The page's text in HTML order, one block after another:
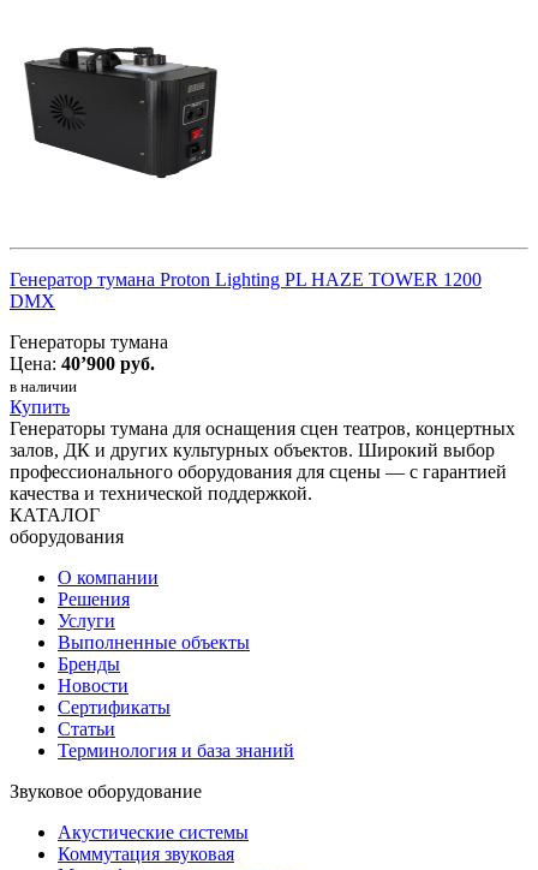
Генератор тумана Proton Lighting PL HAZE TOWER 1200
DMX
Генераторы тумана
Цена: 40’900 руб.
в наличии
Купить
Генераторы тумана для оснащения сцен театров, концертных
залов, ДК и других культурных объектов. Широкий выбор
профессионального оборудования для сцены — с гарантией
качества и технической поддержкой.
КАТАЛОГ
оборудования
О компании
Решения
Услуги
Выполненные объекты
Бренды
Новости
Сертификаты
Статьи
Терминология и база знаний
Звуковое оборудование
Акустические системы
Коммутация звуковая